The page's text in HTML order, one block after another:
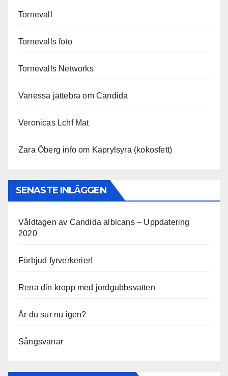
Tornevall
Tornevalls foto
Tornevalls Networks
Vanessa jättebra om Candida
Veronicas Lchf Mat
Zara Öberg info om Kaprylsyra (kokosfett)
SENASTE INLÄGGEN
Våldtagen av Candida albicans – Uppdatering
2020
Förbjud fyrverkerier!
Rena din kropp med jordgubbsvatten
Är du sur nu igen?
Sångsvanar